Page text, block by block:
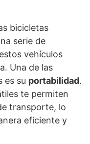
bicicletas
serie de
vehículos
Una de las
es su portabilidad.
te permiten
transporte, lo
eficiente y